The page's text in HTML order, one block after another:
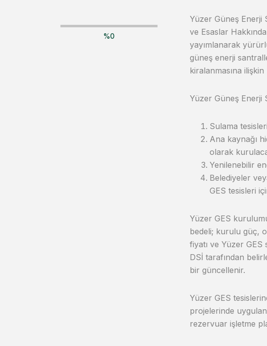
%0
Yüzer Güneş Enerji
ve Esaslar
yayımlanarak
güneş enerji
kiralanmasına
Yüzer Güneş Enerji
Sulama
Ana kaynağı
olarak
Yenilenebilir
Belediyeler
GES tesisleri
Yüzer GES
bedeli; kurulu güç,
fiyatı ve Yüzer GES
DSİ tarafından
bir güncellenir.
Yüzer GES
projelerinde
rezervuar işletme